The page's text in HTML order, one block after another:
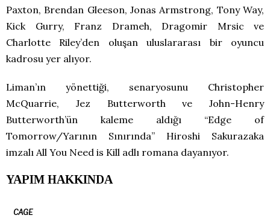
Paxton, Brendan Gleeson, Jonas Armstrong, Tony Way,
Kick Gurry, Franz Drameh, Dragomir Mrsic ve
Charlotte Riley’den oluşan uluslararası bir oyuncu
kadrosu yer alıyor.
Liman’ın yönettiği, senaryosunu Christopher
McQuarrie, Jez Butterworth ve John-Henry
Butterworth’ün kaleme aldığı “Edge of
Tomorrow/Yarının Sınırında” Hiroshi Sakurazaka
imzalı All You Need is Kill adlı romana dayanıyor.
YAPIM HAKKINDA
CAGE